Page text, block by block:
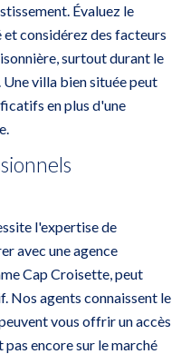
Évaluez le
considérez des facteurs
surtout durant le
villa bien située peut
en plus d'une
l'expertise de
avec une agence
Cap Croisette, peut
Nos agents connaissent le
vous offrir un accès
encore sur le marché